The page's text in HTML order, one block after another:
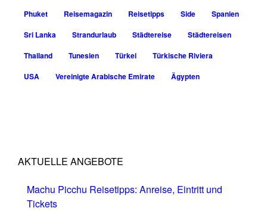
Phuket
Reisemagazin Reisetipps Side
Spanien
Sri Lanka
Strandurlaub Städtereise
Städtereisen
Thailand
Tunesien Türkei
Türkische Riviera
USA
Vereinigte Arabische Emirate Ägypten
AKTUELLE ANGEBOTE
Machu Picchu Reisetipps: Anreise, Eintritt und
Tickets